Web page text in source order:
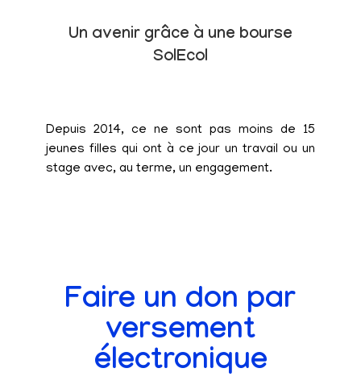
Un avenir grâce à une bourse
SolEcol
Depuis 2014, ce ne sont pas moins de 15
jeunes filles qui ont à ce jour un travail ou un
stage avec, au terme, un engagement.
Faire un don par
versement
électronique